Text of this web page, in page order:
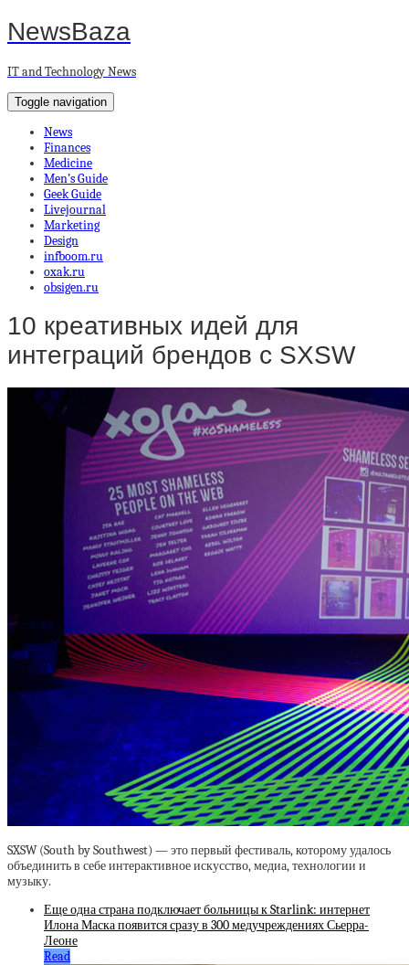
NewsBaza
IT and Technology News
Toggle navigation
News
Finances
Medicine
Men’s Guide
Geek Guide
Livejournal
Marketing
Design
infboom.ru
oxak.ru
obsigen.ru
10 креативных идей для
интеграций брендов с SXSW
SXSW (South by Southwest) — это первый фестиваль, которому удалось
объединить в себе интерактивное искусство, медиа, технологии и
музыку.
Еще одна страна подключает больницы к Starlink: интернет
Илона Маска появится сразу в 300 медучреждениях Сьерра-
Леоне
Read